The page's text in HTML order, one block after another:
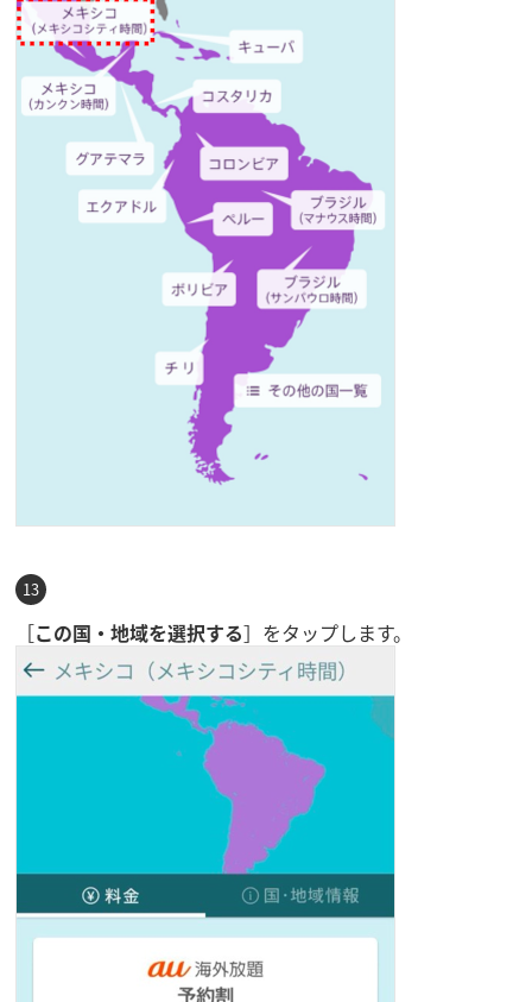
［この国・地域を選択する］をタップします。